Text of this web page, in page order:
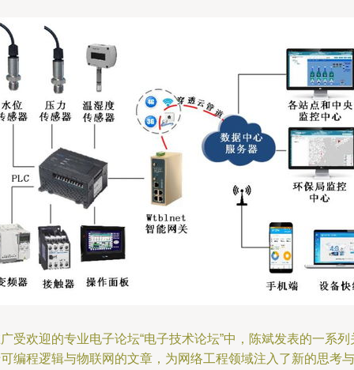
受欢迎的专业电子论坛“电子技术论坛”中，陈斌发表的一系列
编程逻辑与物联网的文章，为网络工程领域注入了新的思考与